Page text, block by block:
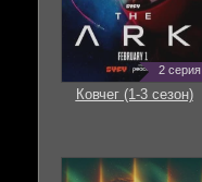
2 серия
Ковчег (1-3 сезон)